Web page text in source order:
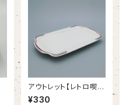
アウトレット【レトロ喫茶
店】ストリームライン １
¥330